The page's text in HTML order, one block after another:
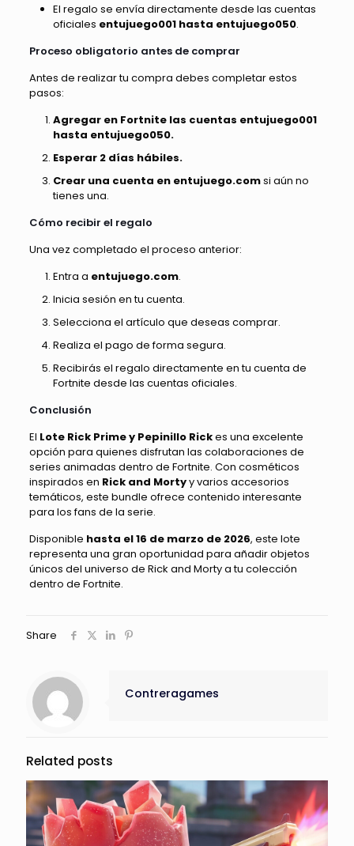
El regalo se envía directamente desde las cuentas
oficiales entujuego001 hasta entujuego050.
Proceso obligatorio antes de comprar
Antes de realizar tu compra debes completar estos
pasos:
Agregar en Fortnite las cuentas entujuego001
hasta entujuego050.
Esperar 2 días hábiles.
Crear una cuenta en entujuego.comsi aún no
tienes una.
Cómo recibir el regalo
Una vez completado el proceso anterior:
Entra a entujuego.com.
Inicia sesión en tu cuenta.
Selecciona el artículo que deseas comprar.
Realiza el pago de forma segura.
Recibirás el regalo directamente en tu cuenta de
Fortnite desde las cuentas oficiales.
Conclusión
El Lote Rick Prime y Pepinillo Rickes una excelente
opción para quienes disfrutan las colaboraciones de
series animadas dentro de Fortnite. Con cosméticos
inspirados en Rick and Mortyy varios accesorios
temáticos, este bundle ofrece contenido interesante
para los fans de la serie.
Disponible hasta el 16 de marzo de 2026, este lote
representa una gran oportunidad para añadir objetos
únicos del universo de Rick and Morty a tu colección
dentro de Fortnite.
Share
Contreragames
Related posts